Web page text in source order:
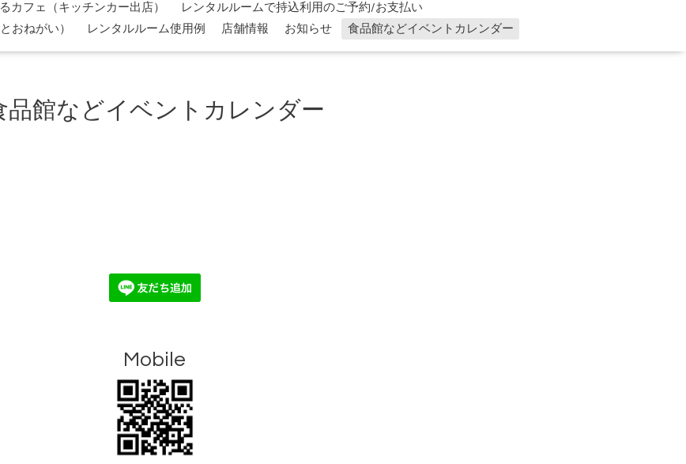
カフェ（キッチンカー出店）
レンタルルームで持込利用のご予約/お支払い
おねがい）
レンタルルーム使用例 店舗情報 お知らせ 食品館などイベントカレンダー
品館などイベントカレンダー
Mobile